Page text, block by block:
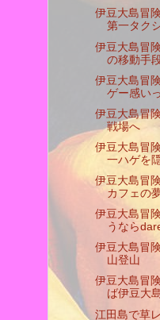
伊豆大島
第一タク
伊豆大島
の移動手
伊豆大島
ゲー感い
伊豆大島
戦場へ
伊豆大島
一ハゲを
伊豆大島冒
カフェの
伊豆大島
うなら
伊豆大島冒
山登山
伊豆大島冒
ば伊豆大
江田島で草